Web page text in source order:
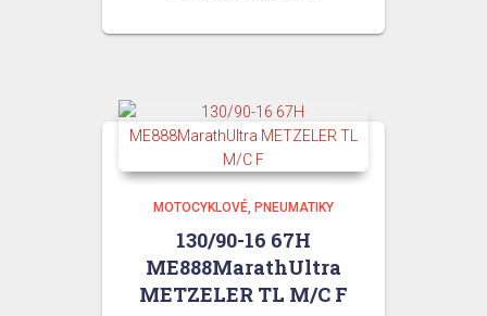
MOTOCYKLOVÉ PNEUMATIKY
130/90-16 67H
ME888MarathUltra
METZELER TL M/C F